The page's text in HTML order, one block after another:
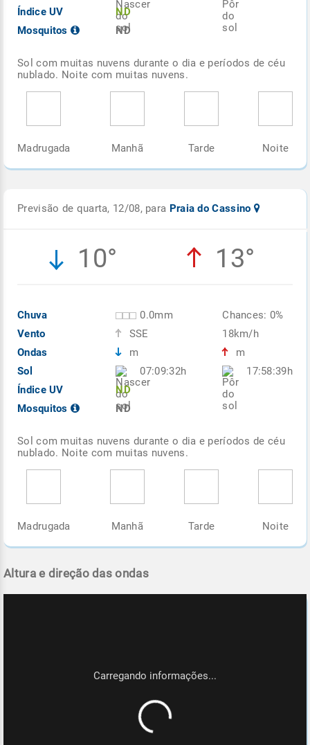
Índice UV
Mosquitos
ND
ND
Sol com muitas nuvens durante o dia e períodos de céu
nublado. Noite com muitas nuvens.
Madrugada Manhã Tarde Noite
Previsão de quarta, 12/08, para Praia do Cassino
10° 13°
Chuva
Vento
Ondas
Sol
Índice UV
Mosquitos
0.0mm
SSE
m
07:09:32h
ND
ND
Chances: 0%
18km/h
m
17:58:39h
Sol com muitas nuvens durante o dia e períodos de céu
nublado. Noite com muitas nuvens.
Madrugada Manhã Tarde Noite
Altura e direção das ondas